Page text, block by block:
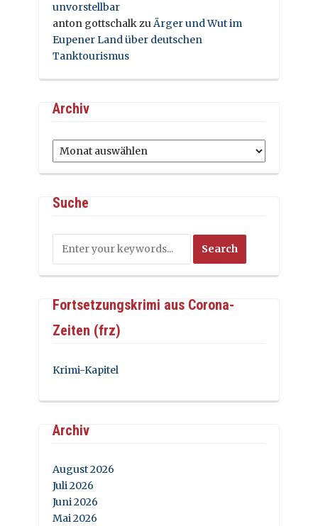
unvorstellbar
anton gottschalkzuÄrger und Wut im
Eupener Land über deutschen
Tanktourismus
Archiv
Archiv
Suche
Fortsetzungskrimi aus Corona-
Zeiten (frz)
Krimi-Kapitel
Archiv
August 2026
Juli 2026
Juni 2026
Mai 2026